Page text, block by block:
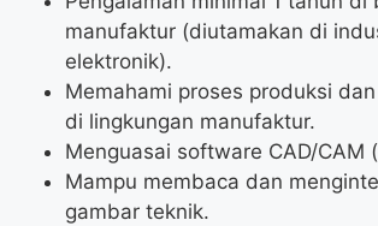
manufaktur (diutamakan di
elektronik).
Memahami proses produksi
di lingkungan manufaktur.
Menguasai software CAD/CAM
Mampu membaca dan
gambar teknik.